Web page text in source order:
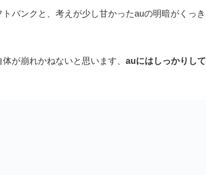
バンクと、考えが少し甘かったauの明暗がくっき
が崩れかねないと思います、 auにはしっかりして